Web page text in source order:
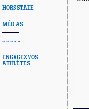
HORS STADE
MÉDIAS
~ ~ ~ ~ ~
ENGAGEZ VOS
ATHLÈTES